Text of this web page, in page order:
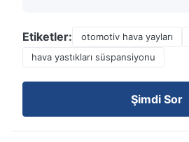
Etiketler: otomotiv hava yayları
hava yastıkları süspansiyonu
Şimdi Sor